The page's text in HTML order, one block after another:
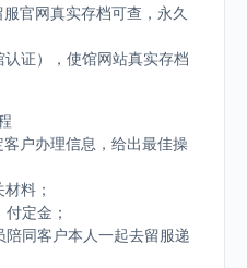
官网真实存档可查，永久
证），使馆网站真实存档
户办理信息，给出最佳操
料；
定金；
同客户本人一起去留服递